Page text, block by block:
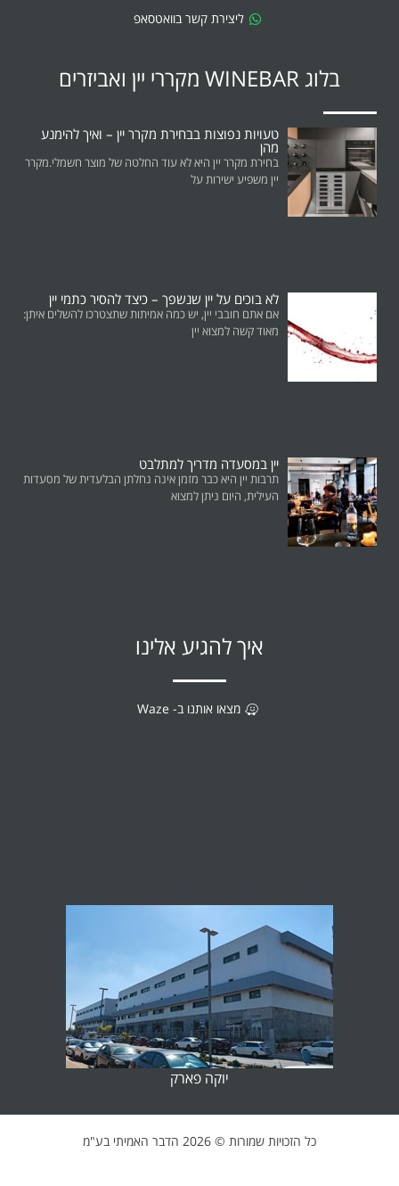
ליצירת קשר בוואטסאפ
בלוג WINEBAR מקררי יין ואביזרים
טעויות נפוצות בבחירת מקרר יין – ואיך להימנע
מהן
בחירת מקרר יין היא לא עוד החלטה של מוצר חשמלי.מקרר
יין משפיע ישירות על
לא בוכים על יין שנשפך – כיצד להסיר כתמי יין
אם אתם חובבי יין, יש כמה אמיתות שתצטרכו להשלים איתן:
מאוד קשה למצוא יין
יין במסעדה מדריך למתלבט
תרבות יין היא כבר מזמן אינה נחלתן הבלעדית של מסעדות
העילית, היום ניתן למצוא
איך להגיע אלינו
מצאו אותנו ב- Waze
יוקה פארק
כל הזכויות שמורות © 2026 הדבר האמיתי בע"מ